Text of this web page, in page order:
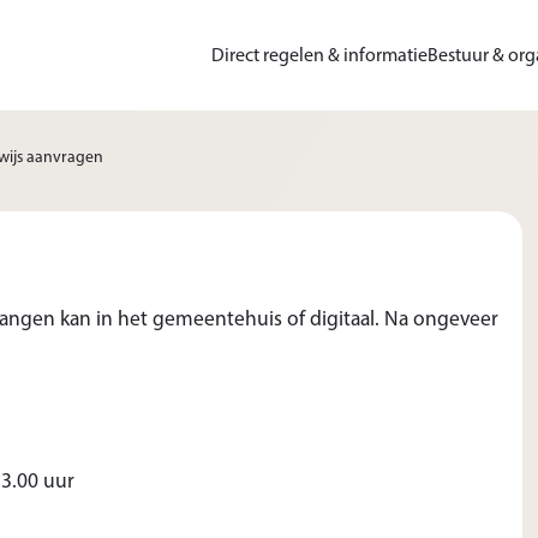
Direct regelen & informatieBestuur &
aanvragen
kan in het gemeentehuis of digitaal. Na ongeveer
uur